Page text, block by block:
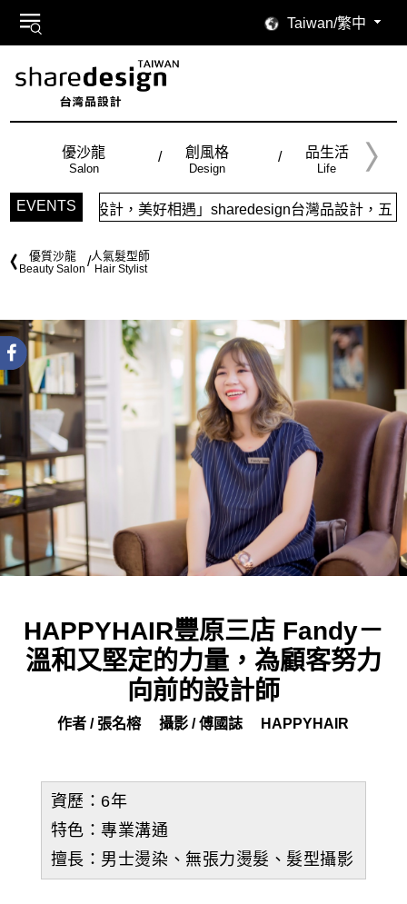
Taiwan/繁中
優沙龍
Salon
創風格
Design
品生活
Life
EVENTS
美好相遇」sharedesign台灣品設計，五大特色主題，簡潔視
優質沙龍
Beauty Salon
人氣髮型師
Hair Stylist
HAPPYHAIR豐原三店 Fandy－
溫和又堅定的力量，為顧客努力
向前的設計師
作者 / 張名榕 攝影 / 傅國誌 HAPPYHAIR
資歷：6年
特色：專業溝通
擅長：男士燙染、無張力燙髮、髮型攝影